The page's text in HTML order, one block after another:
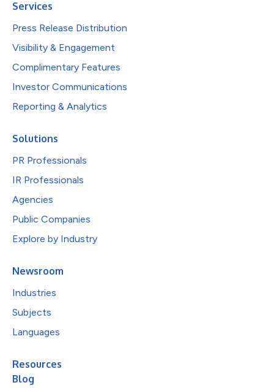
Services
Press Release Distribution
Visibility & Engagement
Complimentary Features
Investor Communications
Reporting & Analytics
Solutions
PR Professionals
IR Professionals
Agencies
Public Companies
Explore by Industry
Newsroom
Industries
Subjects
Languages
Resources
Blog